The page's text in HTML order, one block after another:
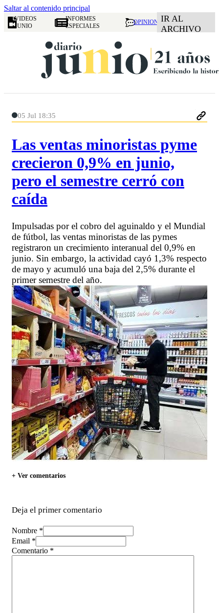
Saltar al contenido principal
VIDEOS
JUNIO
INFORMES
ESPECIALES
OPINION IR AL
ARCHIVO
05 Jul 18:35
Las ventas minoristas pyme
crecieron 0,9% en junio,
pero el semestre cerró con
caída
Impulsadas por el cobro del aguinaldo y el Mundial
de fútbol, las ventas minoristas de las pymes
registraron un crecimiento interanual del 0,9% en
junio. Sin embargo, la actividad cayó 1,3% respecto
de mayo y acumuló una baja del 2,5% durante el
primer semestre del año.
+ Ver comentarios
Deja el primer comentario
Nombre *
Email *
Comentario *